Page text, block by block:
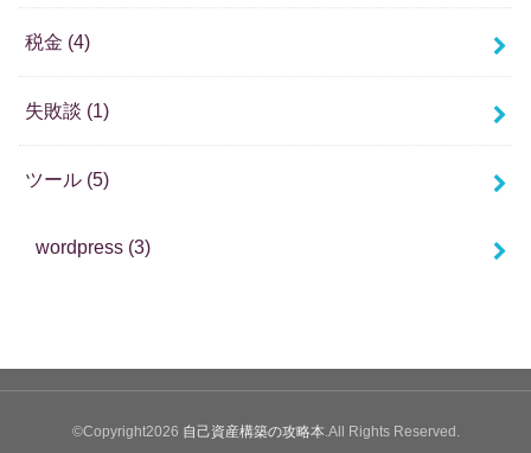
税金 (4)
失敗談 (1)
ツール (5)
wordpress (3)
©Copyright2026 自己資産構築の攻略本.All Rights Reserved.